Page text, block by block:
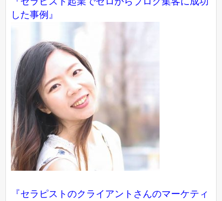
した事例 』
『セラピストのクライアントさんのマーケティ